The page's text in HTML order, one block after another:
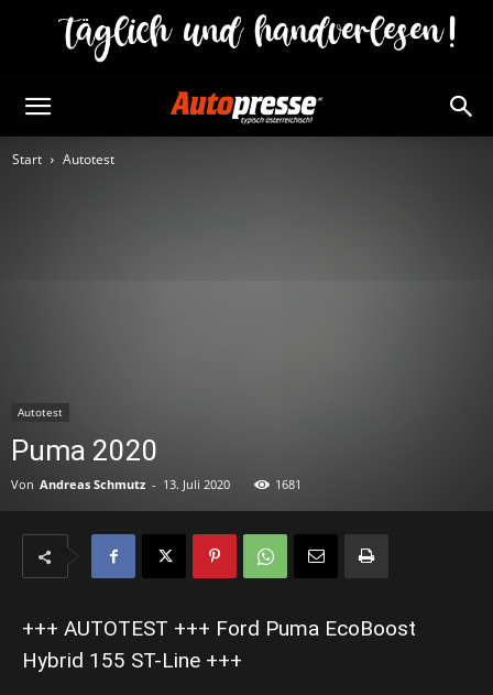
Start Autotest
Autotest
Puma 2020
Von Andreas Schmutz - 13. Juli 2020 1681
+++ AUTOTEST +++ Ford Puma EcoBoost
Hybrid 155 ST-Line +++